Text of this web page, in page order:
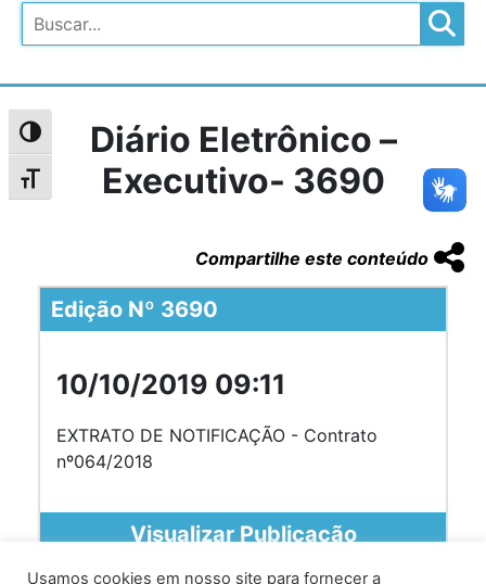
Alternar alto contraste
Alternar tamanho da fonte
Pesquisar
Diário Eletrônico –
Executivo- 3690
Compartilhe este conteúdo
Edição Nº 3690
10/10/2019 09:11
EXTRATO DE NOTIFICAÇÃO - Contrato
nº064/2018
Visualizar Publicação
Usamos cookies em nosso site para fornecer a